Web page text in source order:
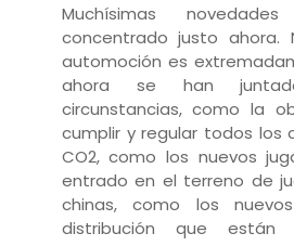
Muchísimas
concentrado justo ahora.
automoción es
ahora se han
circunstancias, como la
cumplir y regular todos los
CO2, como los nuevos
entrado en el terreno de
chinas, como los
distribución que están